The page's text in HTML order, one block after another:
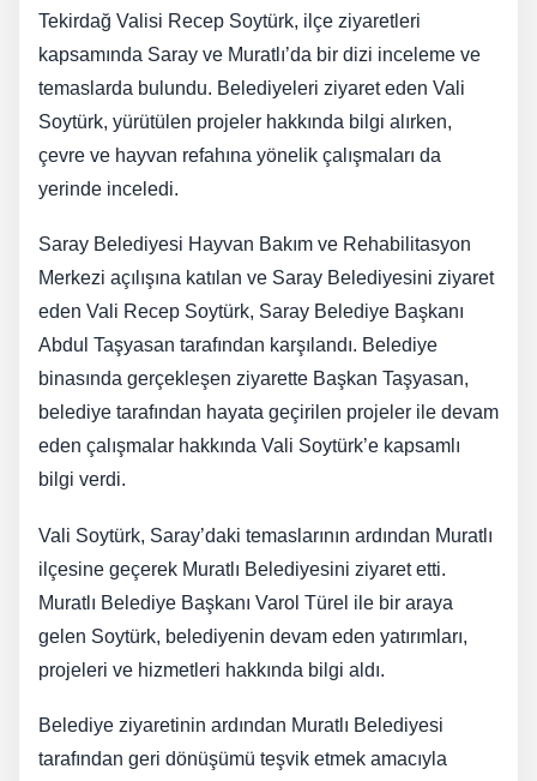
Tekirdağ Valisi Recep Soytürk, ilçe ziyaretleri
kapsamında Saray ve Muratlı’da bir dizi inceleme ve
temaslarda bulundu. Belediyeleri ziyaret eden Vali
Soytürk, yürütülen projeler hakkında bilgi alırken,
çevre ve hayvan refahına yönelik çalışmaları da
yerinde inceledi.
Saray Belediyesi Hayvan Bakım ve Rehabilitasyon
Merkezi açılışına katılan ve Saray Belediyesini ziyaret
eden Vali Recep Soytürk, Saray Belediye Başkanı
Abdul Taşyasan tarafından karşılandı. Belediye
binasında gerçekleşen ziyarette Başkan Taşyasan,
belediye tarafından hayata geçirilen projeler ile devam
eden çalışmalar hakkında Vali Soytürk’e kapsamlı
bilgi verdi.
Vali Soytürk, Saray’daki temaslarının ardından Muratlı
ilçesine geçerek Muratlı Belediyesini ziyaret etti.
Muratlı Belediye Başkanı Varol Türel ile bir araya
gelen Soytürk, belediyenin devam eden yatırımları,
projeleri ve hizmetleri hakkında bilgi aldı.
Belediye ziyaretinin ardından Muratlı Belediyesi
tarafından geri dönüşümü teşvik etmek amacıyla